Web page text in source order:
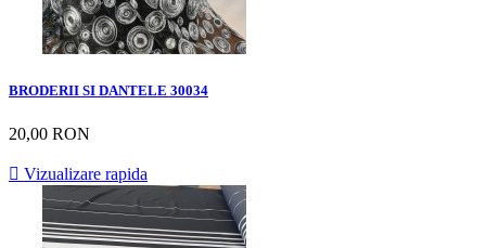
BRODERII SI DANTELE 30034
20,00 RON
 Vizualizare rapida